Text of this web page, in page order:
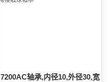
7200AC轴承,内径10,外径30,宽